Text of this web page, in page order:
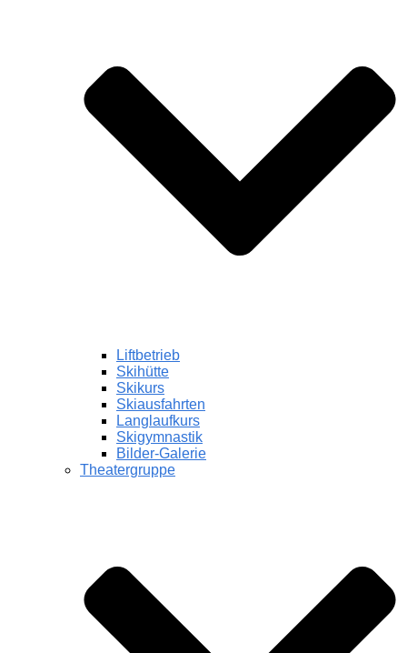
Liftbetrieb
Skihütte
Skikurs
Skiausfahrten
Langlaufkurs
Skigymnastik
Bilder-Galerie
Theatergruppe